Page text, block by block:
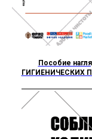
Пособие
ГИГИЕНИЧЕСКИХ